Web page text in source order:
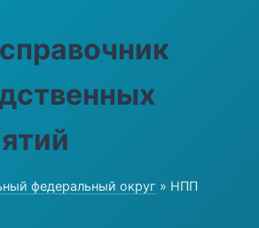
федеральный округ » НПП